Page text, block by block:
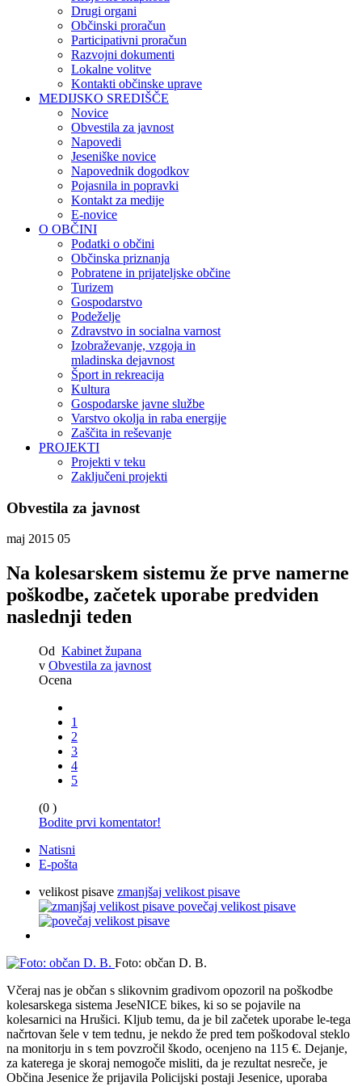
Drugi organi
Občinski proračun
Participativni proračun
Razvojni dokumenti
Lokalne volitve
Kontakti občinske uprave
MEDIJSKO SREDIŠČE
Novice
Obvestila za javnost
Napovedi
Jeseniške novice
Napovednik dogodkov
Pojasnila in popravki
Kontakt za medije
E-novice
O OBČINI
Podatki o občini
Občinska priznanja
Pobratene in prijateljske občine
Turizem
Gospodarstvo
Podeželje
Zdravstvo in socialna varnost
Izobraževanje, vzgoja in
mladinska dejavnost
Šport in rekreacija
Kultura
Gospodarske javne službe
Varstvo okolja in raba energije
Zaščita in reševanje
PROJEKTI
Projekti v teku
Zaključeni projekti
Obvestila za javnost
maj 2015 05
Na kolesarskem sistemu že prve namerne
poškodbe, začetek uporabe predviden
naslednji teden
Od Kabinet župana
v Obvestila za javnost
Ocena
1
2
3
4
5
(0 )
Bodite prvi komentator!
Natisni
E-pošta
velikost pisave zmanjšaj velikost pisave
povečaj velikost pisave
Foto: občan D. B.
Včeraj nas je občan s slikovnim gradivom opozoril na poškodbe
kolesarskega sistema JeseNICE bikes, ki so se pojavile na
kolesarnici na Hrušici. Kljub temu, da je bil začetek uporabe le-tega
načrtovan šele v tem tednu, je nekdo že pred tem poškodoval steklo
na monitorju in s tem povzročil škodo, ocenjeno na 115 €. Dejanje,
za katerega je skoraj nemogoče misliti, da je rezultat nesreče, je
Občina Jesenice že prijavila Policijski postaji Jesenice, uporaba